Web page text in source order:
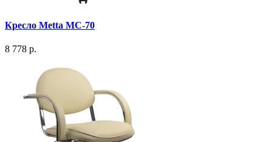
Кресло Metta MC-70
8 778 р.